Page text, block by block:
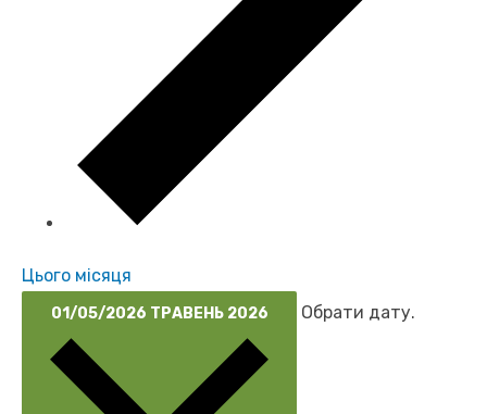
Цього місяця
01/05/2026 ТРАВЕНЬ 2026 Обрати дату.